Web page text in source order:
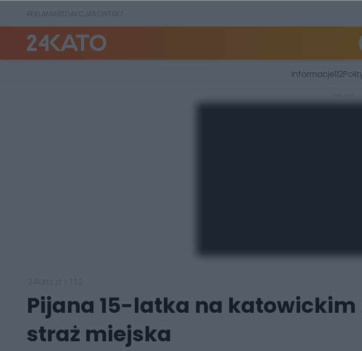
REKLAMAREDAKCJAKONTAKT
Informacje112
Pijana 15-latka na
straż miejska